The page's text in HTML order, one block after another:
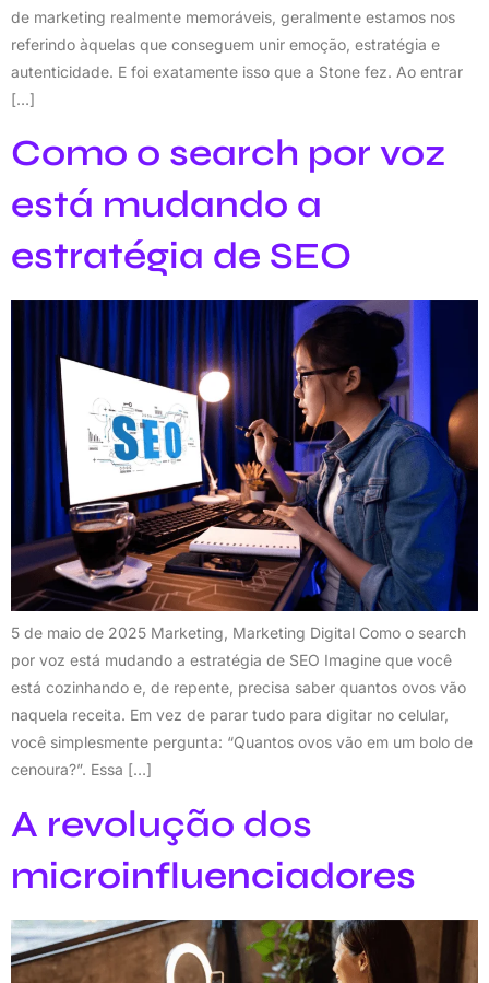
de marketing realmente memoráveis, geralmente estamos nos
referindo àquelas que conseguem unir emoção, estratégia e
autenticidade. E foi exatamente isso que a Stone fez. Ao entrar
[…]
Como o search por voz
está mudando a
estratégia de SEO
5 de maio de 2025 Marketing, Marketing Digital Como o search
por voz está mudando a estratégia de SEO Imagine que você
está cozinhando e, de repente, precisa saber quantos ovos vão
naquela receita. Em vez de parar tudo para digitar no celular,
você simplesmente pergunta: “Quantos ovos vão em um bolo de
cenoura?”. Essa […]
A revolução dos
microinfluenciadores